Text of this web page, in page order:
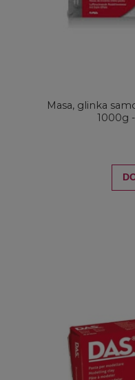
Masa, glinka
1000g